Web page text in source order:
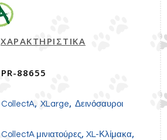
ΧΑΡΑΚΤΗΡΙΣΤΙΚΑ
PR-88655
CollectA, XLarge, Δεινόσαυροι
CollectA μινιατούρες, XL-Κλίμακα,